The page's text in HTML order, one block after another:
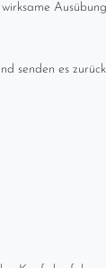
senden es